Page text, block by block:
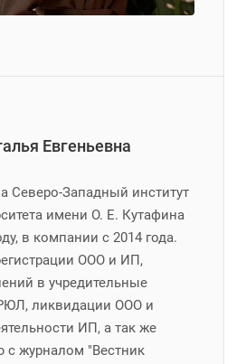
Евгеньевна
Северо-Западный институт
имени О. Е. Кутафина
в компании с 2014 года.
ООО и ИП,
в учредительные
ликвидации ООО и
ИП, а так же
с журналом "Вестник